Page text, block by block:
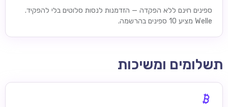
ספינים חינם ללא הפקדה — הזדמנות לנסות סלוטים בלי להפקיד.
Welle מציע 10 ספינים בהרשמה.
תשלומים ומשיכות